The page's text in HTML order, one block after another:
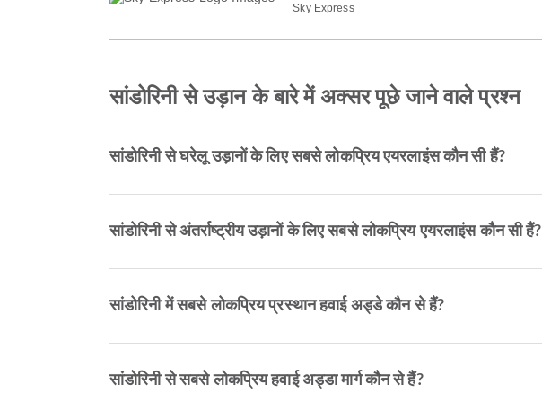
Sky Express
सांडोरिनी से उड़ान के बारे में अक्सर पूछे जाने वाले प्रश्न
सांडोरिनी से घरेलू उड़ानों के लिए सबसे लोकप्रिय एयरलाइंस कौन सी हैं?
सांडोरिनी से अंतर्राष्ट्रीय उड़ानों के लिए सबसे लोकप्रिय एयरलाइंस कौन सी हैं?
सांडोरिनी में सबसे लोकप्रिय प्रस्थान हवाई अड्डे कौन से हैं?
सांडोरिनी से सबसे लोकप्रिय हवाई अड्डा मार्ग कौन से हैं?